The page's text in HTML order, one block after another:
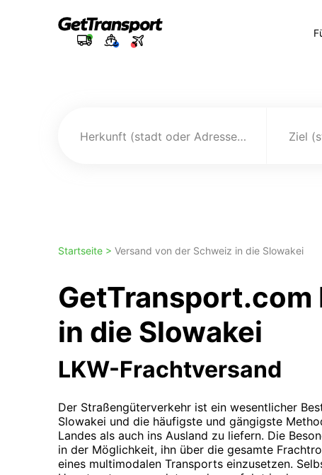
Herkunft (stadt oder Adresse) Ziel
Startseite > Versand von der Schweiz in die Slowakei
in die Slowakei
LKW-Frachtversand
Der Straßengüterverkehr ist ein wesentlicher
Slowakei und die häufigste und gängigste
Landes als auch ins Ausland zu liefern. Die
in der Möglichkeit, ihn über die gesamte
eines multimodalen Transports einzusetzen.